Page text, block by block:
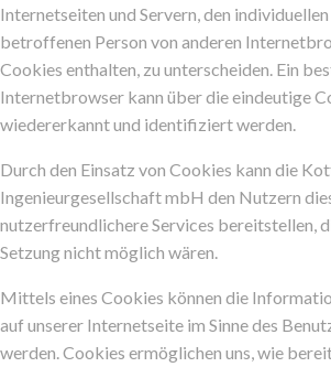
Internetseiten und Servern, den
betroffenen Person von anderen
Cookies enthalten, zu unterscheiden. Ein
Internetbrowser kann über die eindeutige
wiedererkannt und identifiziert werden.
Durch den Einsatz von Cookies kann die
Ingenieurgesellschaft mbH den Nutzern
nutzerfreundlichere Services bereitstellen,
Setzung nicht möglich wären.
Mittels eines Cookies können die
auf unserer Internetseite im Sinne des
werden. Cookies ermöglichen uns, wie